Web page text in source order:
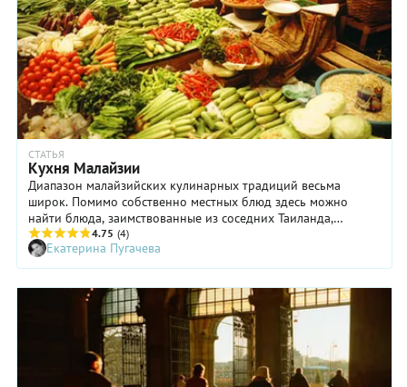
СТАТЬЯ
Кухня Малайзии
Диапазон малайзийских кулинарных традиций весьма
широк. Помимо собственно местных блюд здесь можно
найти блюда, заимствованные из соседних Таиланда,
Суматры и Явы и более далеких Китая, Индии и даже
Португалии.
4.75 (4)
Екатерина Пугачева